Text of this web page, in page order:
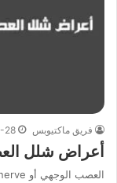
فريق ماكتيوبس 28
أعراض شلل